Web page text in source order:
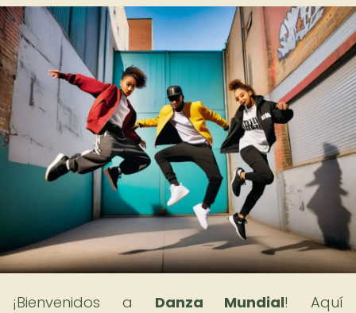
¡Bienvenidos a Danza Mundial! Aquí